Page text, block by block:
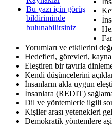
Bu yazı için görüş
bildiriminde
bulunabilirsiniz
Yorumları ve etkilerini
Hedefleri, görevleri,
Eleştiren bir tavırla
Kendi düşüncelerini
İnsanların akla uygun
İnsanlara (REDIT)
Dil ve yöntemlerle ilgili
Kişiler arası yetenekleri
Demokratik yöntemlere